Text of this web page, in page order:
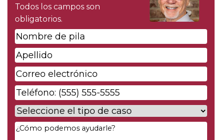
Todos los campos son
obligatorios.
Nombre
de
pila*
Apellido*
Correo
electrónico*
Phone*
Case
Type*
Your